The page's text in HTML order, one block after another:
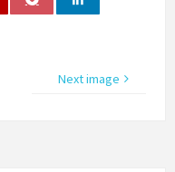
Next image